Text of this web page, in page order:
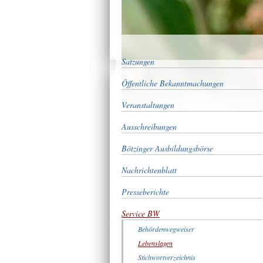
Satzungen
Öffentliche Bekanntmachungen
Veranstaltungen
Ausschreibungen
Bötzinger Ausbildungsbörse
Nachrichtenblatt
Presseberichte
Service BW
Behördenwegweiser
Lebenslagen
Stichwortverzeichnis